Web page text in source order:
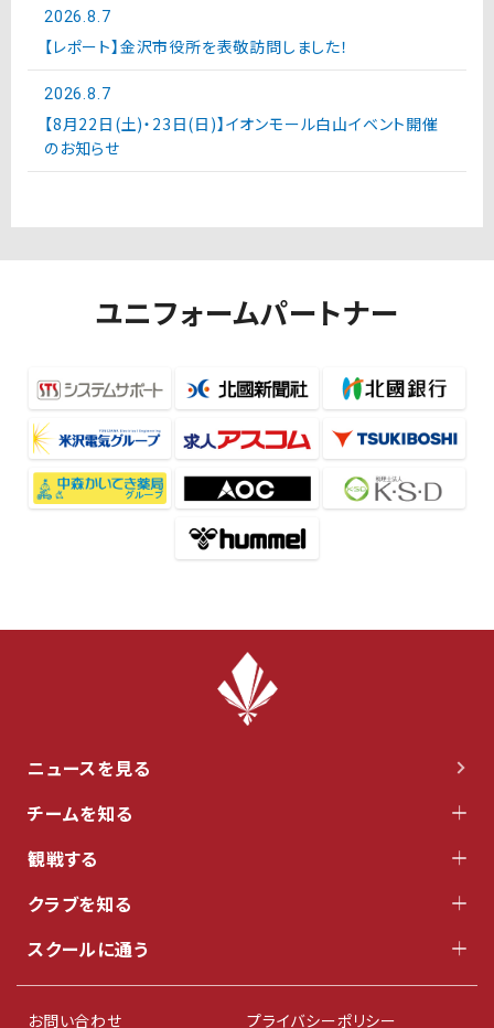
2026.8.7
【レポート】金沢市役所を表敬訪問しました！
2026.8.7
【8月22日(土)・23日(日)】イオンモール白山イベント開催
のお知らせ
ユニフォームパートナー
ニュースを見る
チームを知る
観戦する
クラブを知る
スクールに通う
お問い合わせ プライバシーポリシー